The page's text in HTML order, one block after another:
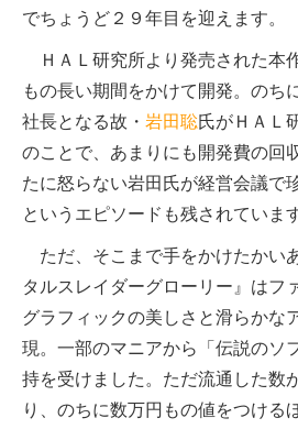
でちょうど２９年目を迎えます。
ＨＡＬ研究所より発売された本
もの長い期間をかけて開発。のち
社長となる故・ 岩田聡氏がＨＡＬ
のことで、あまりにも開発費の回
たに怒らない岩田氏が経営会議で
というエピソードも残されています
ただ、そこまで手をかけたかい
タルスレイダーグローリー』はフ
グラフィックの美しさと滑らかな
現。一部のマニアから「伝説のソ
持を受けました。ただ流通した数
り、のちに数万円もの値をつける